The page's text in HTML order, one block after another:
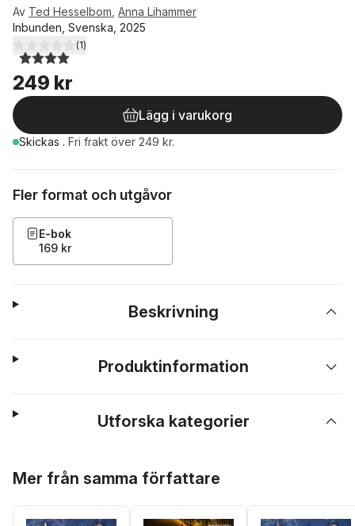
Av Ted Hesselbom Anna Lihammer
Inbunden, Svenska, 2025
4,0utav 5 stjärnor. Totalt antal röster:
(1)
249 kr
Lägg i varukorg
Skickas . Fri frakt över 249 kr.
Fler format och utgåvor
E-bok
169 kr
Beskrivning
Produktinformation
Utforska kategorier
Mer från samma författare